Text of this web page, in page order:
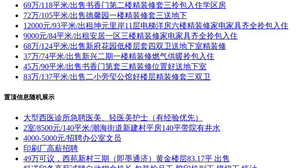
69万/118平米/出售书香门第二楼精装修套三拎包入住学区房
72万/105平米/出售德馨园一楼精装修套三送地下
12000元/93平米/出租坤元里岸11层电梯洋房六楼精装修家电家具齐全拎包入住
9000元/84平米/出租安居一区三楼精装修家电家具齐全拎包入住
68万/124平米/出售新府花园低楼层套四双卫送地下室精装修
37万/74平米/出售新兴二期一楼精装修燃气供暖拎包入住
45万/90平米/出售书香门第套三精装修位置好送地下室
83万/137平米/出售二小旁玺公馆好楼层精装修套三双卫
置顶信息随机展示
大型西医诊所急聘医美、轻医美护士（有经验优先）
2室/8500元/140平米/潮海街道新建村平房140平带院有井水
4000-5000元/招聘办公室文员
印刷厂高薪招聘
49万可议，西苑新村三期（即墨通济）黄金楼层83.17平 出售